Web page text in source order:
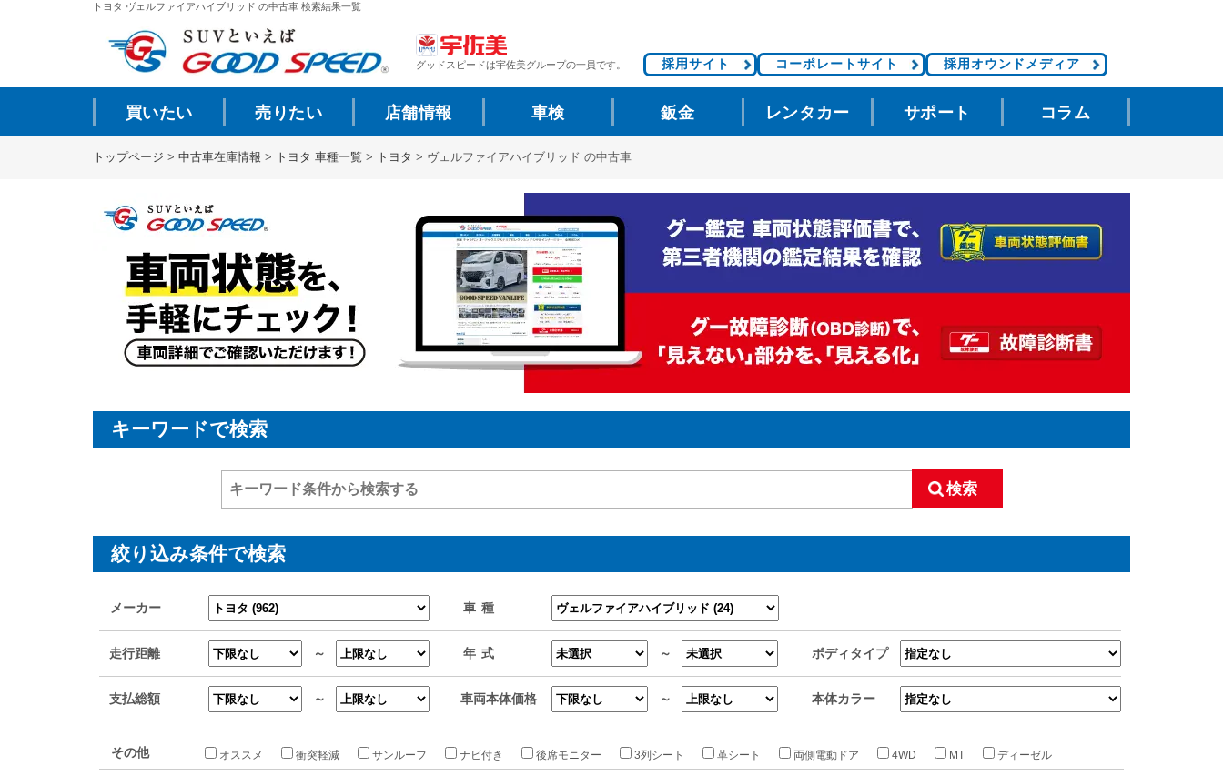
トヨタ ヴェルファイアハイブリッド の中古車 検索結果一覧
グッドスピードは宇佐美グループの一員です。 採用サイト コーポレートサイト 採用オウンドメディア
買いたい 売りたい 店舗情報 車検 鈑金 レンタカー サポート コラム
トップページ > 中古車在庫情報 > トヨタ 車種一覧 > トヨタ > ヴェルファイアハイブリッド の中古車
キーワードで検索
絞り込み条件で検索
メーカー 車種
走行距離 ～ 年式 ～ ボディタイプ
支払総額 ～ 車両本体価格 ～ 本体カラー
その他 オススメ 衝突軽減 サンルーフ ナビ付き 後席モニター 3列シート 革シート 両側電動ドア 4WD MT ディーゼル